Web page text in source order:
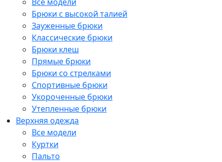
Брюки с высокой талией
Зауженные брюки
Классические брюки
Брюки клеш
Прямые брюки
Брюки со стрелками
Спортивные брюки
Укороченные брюки
Утепленные брюки
Верхняя одежда
Все модели
Куртки
Пальто